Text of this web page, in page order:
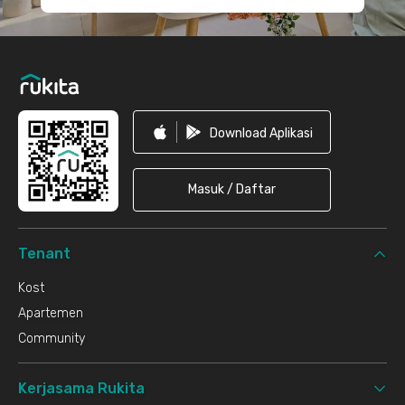
Download Aplikasi
Masuk / Daftar
Tenant
Kost
Apartemen
Community
Kerjasama Rukita